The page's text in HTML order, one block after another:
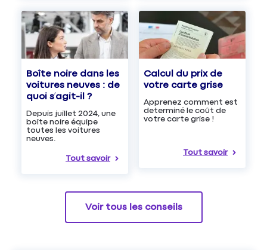
Boîte noire dans les
voitures neuves : de
quoi s’agit-il ?
Depuis juillet 2024, une
boîte noire équipe
toutes les voitures
neuves.
Tout savoir
Calcul du prix de
votre carte grise
Apprenez comment est
determiné le coût de
votre carte grise !
Tout savoir
Voir tous les conseils